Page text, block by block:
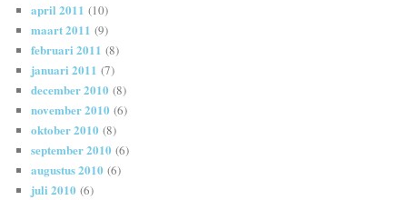
april 2011 (10)
maart 2011 (9)
februari 2011 (8)
januari 2011 (7)
december 2010 (8)
november 2010 (6)
oktober 2010 (8)
september 2010 (6)
augustus 2010 (6)
juli 2010 (6)